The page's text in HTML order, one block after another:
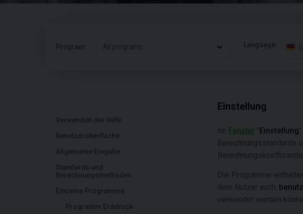
Program: All programs Language:
Verwenden der Hilfe
Benutzeroberfläche
Allgemeine Eingabe
Standards und
Berechnungsmethoden
Einzelne Programme
Programm Erddruck
Einstellung
Im Fenster "Einstellung
Berechnungsstandards
Die Programme
dem Nutzer auch,
verwendet werden